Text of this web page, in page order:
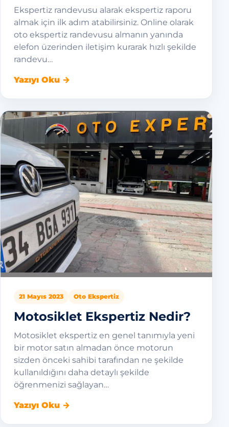
Ekspertiz randevusu alarak ekspertiz raporu
almak için ilk adım atabilirsiniz. Online olarak
oto ekspertiz randevusu almanın yanında
elefon üzerinden iletişim kurarak hızlı şekilde
randevu…
Yazıyı Oku →
21 Mayıs 2023 Oto Ekspertiz
Motosiklet Ekspertiz Nedir?
Motosiklet ekspertiz en genel tanımıyla yeni
bir motor satın almadan önce motorun
sizden önceki sahibi tarafından ne şekilde
kullanıldığını daha detaylı şekilde
öğrenmenizi sağlayan…
Yazıyı Oku →